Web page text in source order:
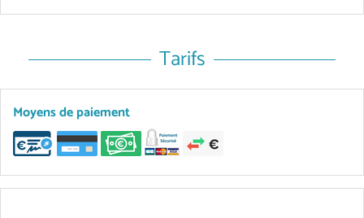
Tarifs
Moyens de paiement